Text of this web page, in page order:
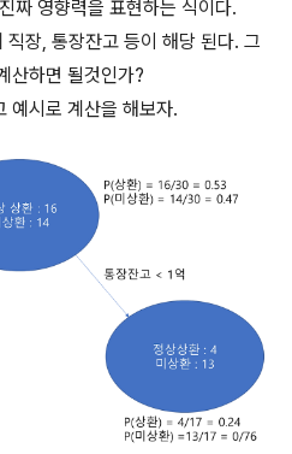
영향력을 표현하는 식이다.
장, 통장잔고 등이 해당 된다. 그
산하면 될것인가?
예시로 계산을 해보자.